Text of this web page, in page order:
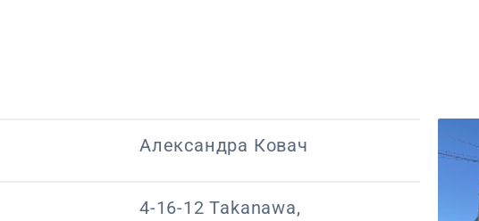
Александра Ковач
4-16-12 Takanawa,